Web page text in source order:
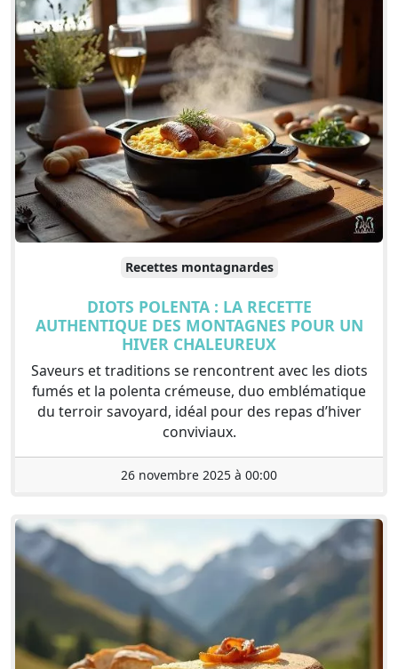
Recettes montagnardes
DIOTS POLENTA : LA RECETTE
AUTHENTIQUE DES MONTAGNES POUR UN
HIVER CHALEUREUX
Saveurs et traditions se rencontrent avec les diots
fumés et la polenta crémeuse, duo emblématique
du terroir savoyard, idéal pour des repas d’hiver
conviviaux.
26 novembre 2025 à 00:00